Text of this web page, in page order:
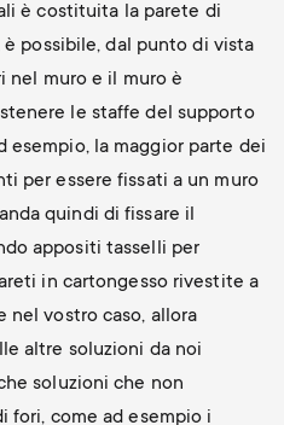
è costituita la parete di
possibile, dal punto di vista
nel muro e il muro è
le staffe del supporto
esempio, la maggior parte dei
per essere fissati a un muro
quindi di fissare il
appositi tasselli per
in cartongesso rivestite a
nel vostro caso, allora
altre soluzioni da noi
soluzioni che non
fori, come ad esempio i